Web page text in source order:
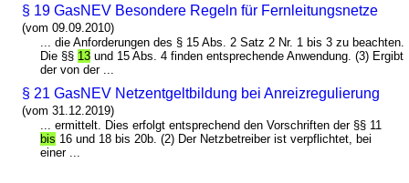
§ 19 GasNEV Besondere Regeln für Fernleitungsnetze
(vom 09.09.2010)
... die Anforderungen des § 15 Abs. 2 Satz 2 Nr. 1 bis 3 zu beachten.
Die §§ 13 und 15 Abs. 4 finden entsprechende Anwendung. (3) Ergibt
der von der ...
§ 21 GasNEV Netzentgeltbildung bei Anreizregulierung
(vom 31.12.2019)
... ermittelt. Dies erfolgt entsprechend den Vorschriften der §§ 11
bis 16 und 18 bis 20b. (2) Der Netzbetreiber ist verpflichtet, bei
einer ...